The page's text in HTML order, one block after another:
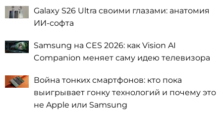
Galaxy S26 Ultra своими глазами: анатомия
ИИ-софта
Samsung на CES 2026: как Vision AI
Companion меняет саму идею телевизора
Война тонких смартфонов: кто пока
выигрывает гонку технологий и почему это
не Apple или Samsung